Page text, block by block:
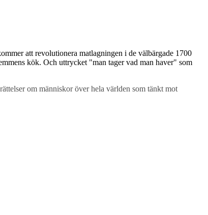
att revolutionera matlagningen i de välbärgade 1700
kök. Och uttrycket "man tager vad man haver" som
om människor över hela världen som tänkt mot